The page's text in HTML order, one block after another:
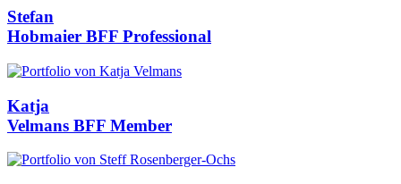
Stefan
Hobmaier BFF Professional
Katja
Velmans BFF Member